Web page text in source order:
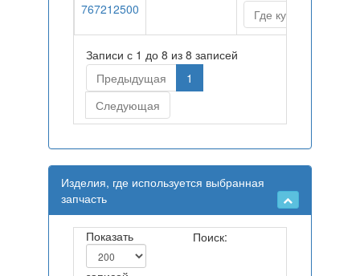
767212500 Где купить
Записи с 1 до 8 из 8 записей
Предыдущая
1
Следующая
Изделия, где используется выбранная
запчасть
Показать Поиск: